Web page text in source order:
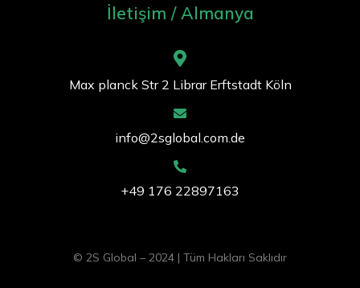
İletişim / Almanya
Max planck Str 2 Librar Erftstadt Köln
info@2sglobal.com.de
+49 176 22897163
© 2S Global – 2024 | Tüm Hakları Saklıdır